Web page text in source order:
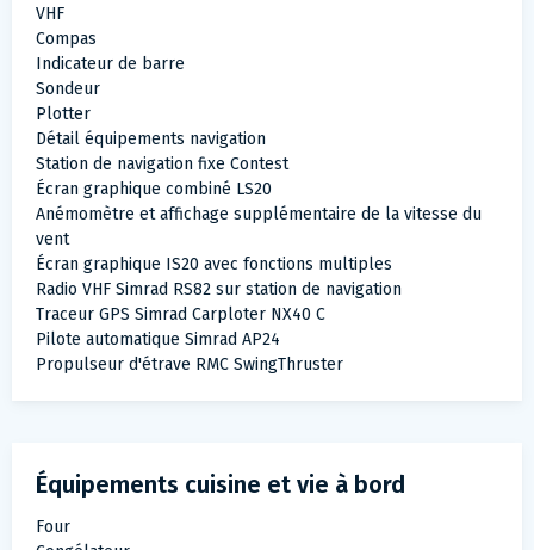
VHF
Compas
Indicateur de barre
Sondeur
Plotter
Détail équipements navigation
Station de navigation fixe Contest
Écran graphique combiné LS20
Anémomètre et affichage supplémentaire de la vitesse du
vent
Écran graphique IS20 avec fonctions multiples
Radio VHF Simrad RS82 sur station de navigation
Traceur GPS Simrad Carploter NX40 C
Pilote automatique Simrad AP24
Propulseur d'étrave RMC SwingThruster
Équipements cuisine et vie à bord
Four